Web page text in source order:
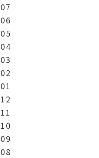
07
06
05
04
03
02
01
12
11
10
09
08